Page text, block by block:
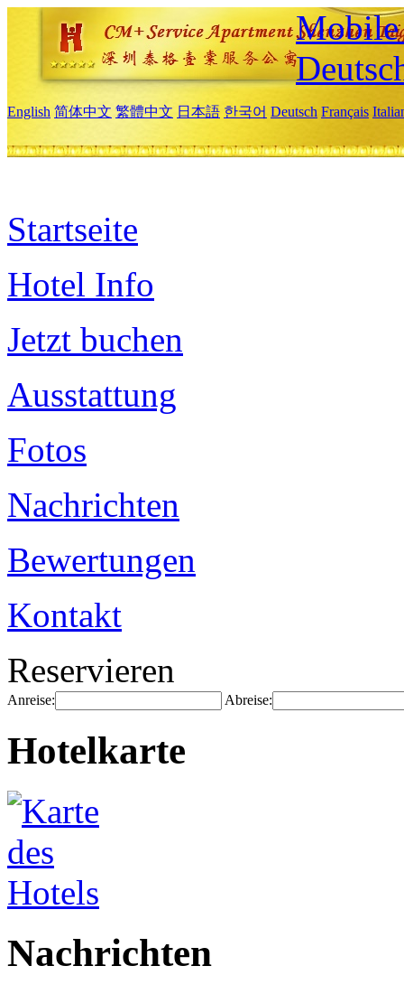
Mobile
English 简体中文 繁體中文 日本語 한국어 Deutsch Français
Startseite
Hotel Info
Jetzt buchen
Ausstattung
Fotos
Nachrichten
Bewertungen
Kontakt
Reservieren
Anreise: Abreise:
Hotelkarte
Nachrichten